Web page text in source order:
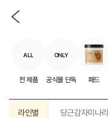
ALL
전 제품
ONLY
공식몰 단독 패드
라인별 당근감자미나리